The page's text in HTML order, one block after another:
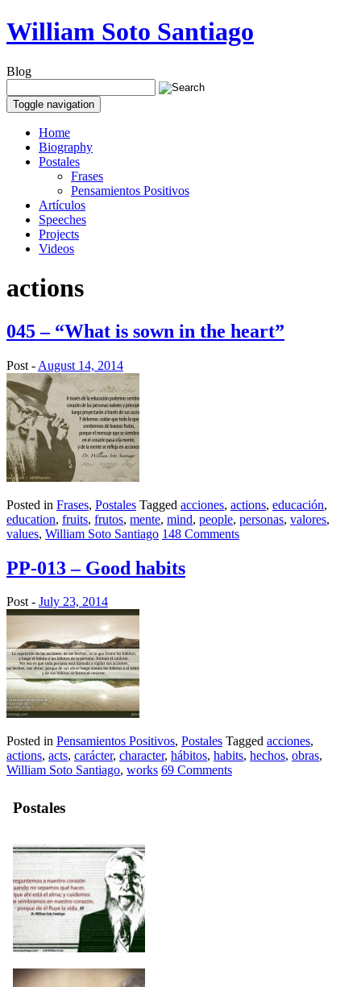
William Soto Santiago
Blog
Toggle navigation
Home
Biography
Postales
Frases
Pensamientos Positivos
Artículos
Speeches
Projects
Videos
actions
045 – “What is sown in the heart”
Post - August 14, 2014
Posted in Frases, Postales Tagged acciones, actions, educación,
education, fruits, frutos, mente, mind, people, personas, valores,
values, William Soto Santiago 148 Comments
PP-013 – Good habits
Post - July 23, 2014
Posted in Pensamientos Positivos, Postales Tagged acciones,
actions, acts, carácter, character, hábitos, habits, hechos, obras,
William Soto Santiago, works 69 Comments
Postales